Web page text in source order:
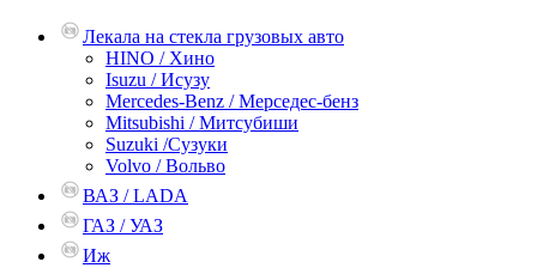
Лекала на стекла грузовых авто
HINO / Хино
Isuzu / Исузу
Mercedes-Benz / Мерседес-бенз
Mitsubishi / Митсубиши
Suzuki /Сузуки
Volvo / Вольво
ВАЗ / LADA
ГАЗ / УАЗ
Иж